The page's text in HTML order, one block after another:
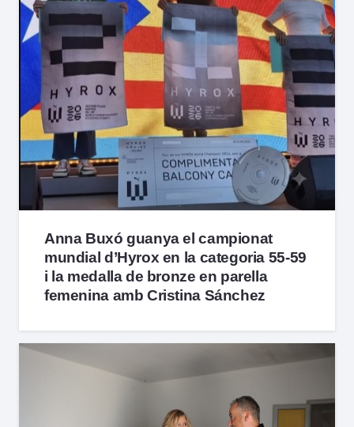
Anna Buxó guanya el campionat
mundial d’Hyrox en la categoria 55-59
i la medalla de bronze en parella
femenina amb Cristina Sánchez